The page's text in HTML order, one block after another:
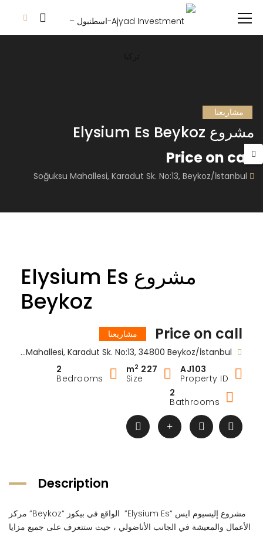
مشاريعنا
مشروع Elysium Es Beykoz
Price on call
Soğuksu Mahallesi, Karadut Sk. No:13, Beykoz/İstanbul
مشروع Elysium Es
Beykoz
Price on call
مشاريعنا
Soğuksu Mahallesi, Karadut Sk. No:13, 34800 Beykoz/İstanbul
AJ103
Property ID
227 m
2
Size
2
Bedrooms
2
Bathrooms
Description
مشروع إليسيوم ايس “Elysium Es” الواقع في بيكوز “Beykoz” مركز
الأعمال والمعيشة في الجانب الأناضولي ، حيث ستتعرف على جميع مزايا